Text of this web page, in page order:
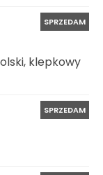
SPRZEDAM
klepkowy
SPRZEDAM